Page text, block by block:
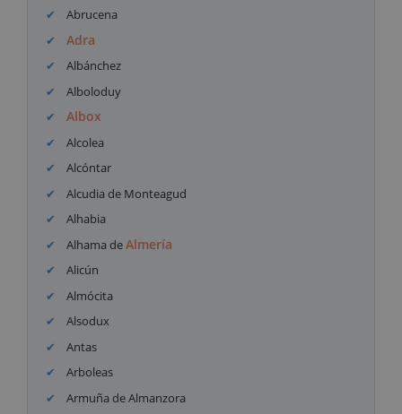
Abrucena
Adra
Albánchez
Alboloduy
Albox
Alcolea
Alcóntar
Alcudia de Monteagud
Alhabia
Alhama deAlmería
Alicún
Almócita
Alsodux
Antas
Arboleas
Armuña de Almanzora